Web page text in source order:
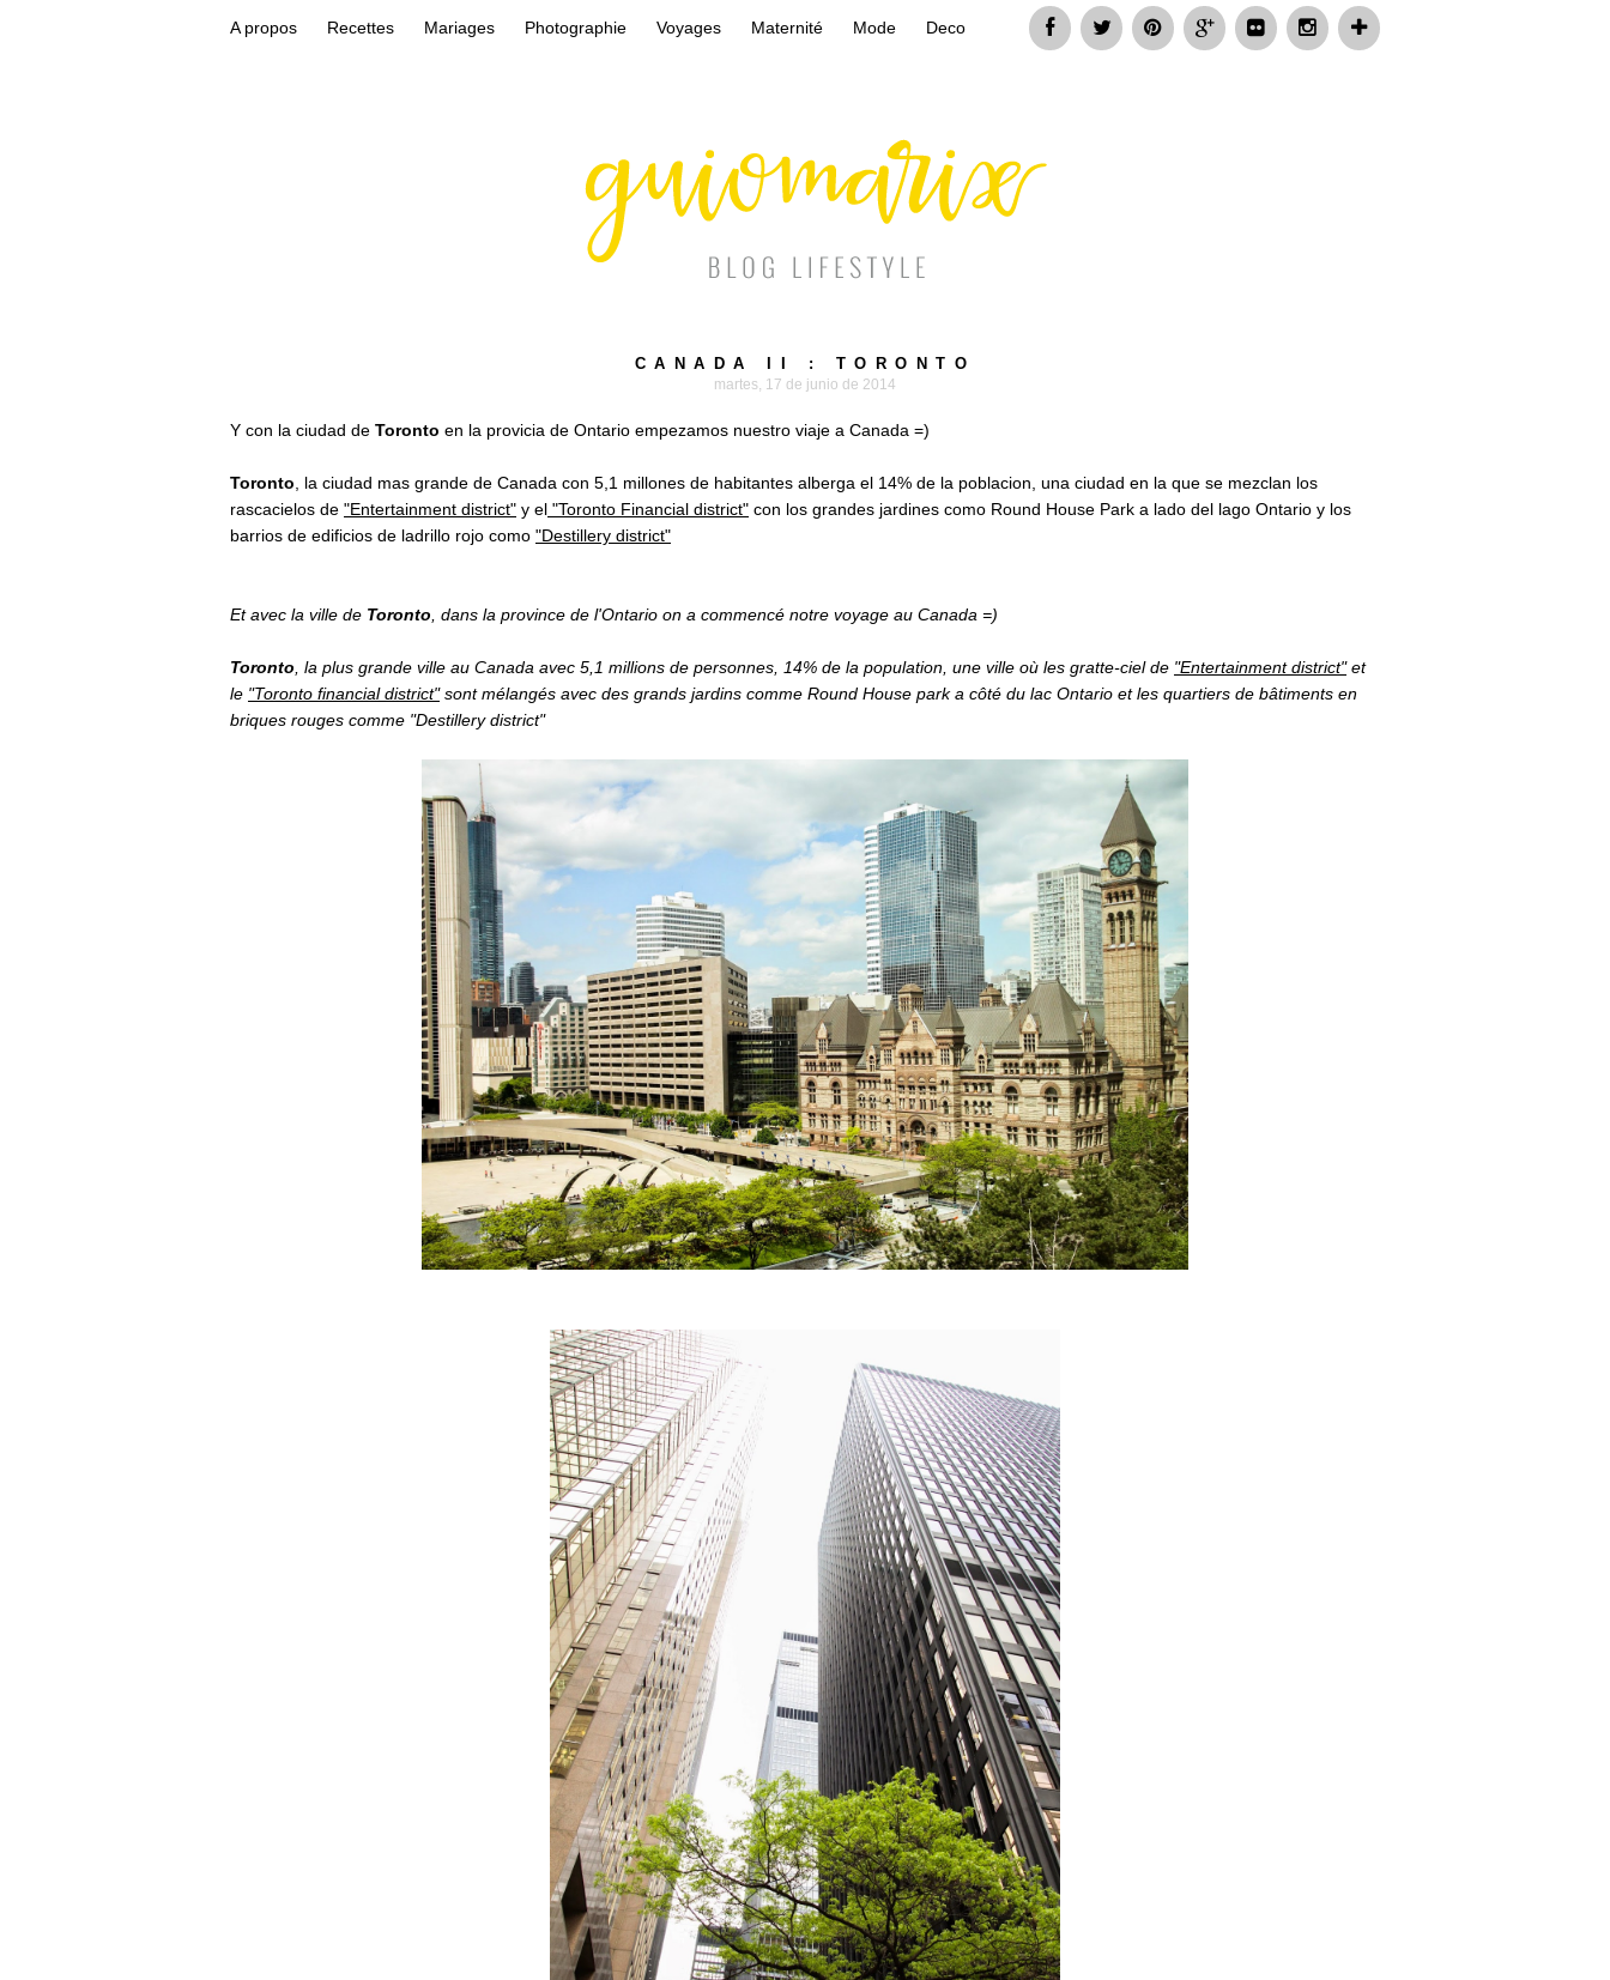
A propos Recettes Mariages Photographie Voyages Maternité Mode Deco
CANADA II : TORONTO
martes, 17 de junio de 2014
Y con la ciudad de Toronto en la provicia de Ontario empezamos nuestro viaje a Canada =)
Toronto , la ciudad mas grande de Canada con 5,1 millones de habitantes alberga el 14% de la poblacion, una ciudad en la que se mezclan los
rascacielos de "Entertainment district" y el "Toronto Financial district" con los grandes jardines como Round House Park a lado del lago Ontario y los
barrios de edificios de ladrillo rojo como "Destillery district"
Et avec la ville de Toronto , dans la province de l'Ontario on a commencé notre voyage au Canada =)
Toronto , la plus grande ville au Canada avec 5,1 millions de personnes, 14% de la population, une ville où les gratte-ciel de "Entertainment district"et
le "Toronto financial district"sont mélangés avec des grands jardins comme Round House park a côté du lac Ontario et les quartiers de bâtiments en
briques rouges comme "Destillery district"